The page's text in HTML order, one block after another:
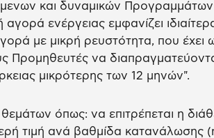
και δυναμικών Προγραμμάτων
ενέργειας εμφανίζει
με μικρή ρευστότητα, που έχει
Προμηθευτές να
μικρότερης των 12 μηνών".
θεμάτων όπως: να επιτρέπεται η
τιμή ανά βαθμίδα κατανάλωσης